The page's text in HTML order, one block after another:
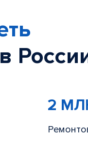
2